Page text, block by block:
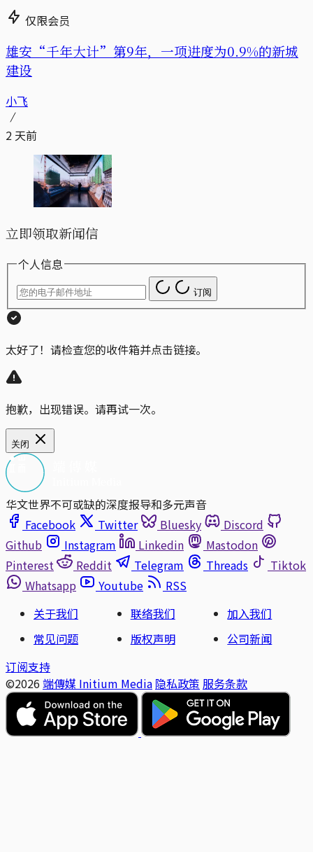
仅限会员
雄安“千年大计”第9年，一项进度为0.9%的新城
建设
小飞
2 天前
立即领取新闻信
个人信息
订阅
太好了！请检查您的收件箱并点击链接。
抱歉，出现错误。请再试一次。
关闭
华文世界不可或缺的深度报导和多元声音
Facebook
Twitter Bluesky
Discord
Github
Instagram Linkedin
Mastodon
Pinterest
Reddit Telegram Threads
Tiktok
Whatsapp
Youtube
RSS
关于我们
联络我们
加入我们
常见问题
版权声明
公司新闻
订阅支持
©2026 端傳媒 Initium Media 隐私政策 服务条款